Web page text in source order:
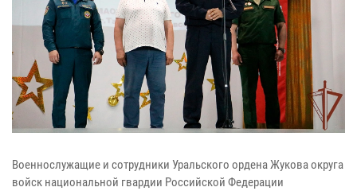
Военнослужащие и сотрудники Уральского ордена Жукова округа
войск национальной гвардии Российской Федерации